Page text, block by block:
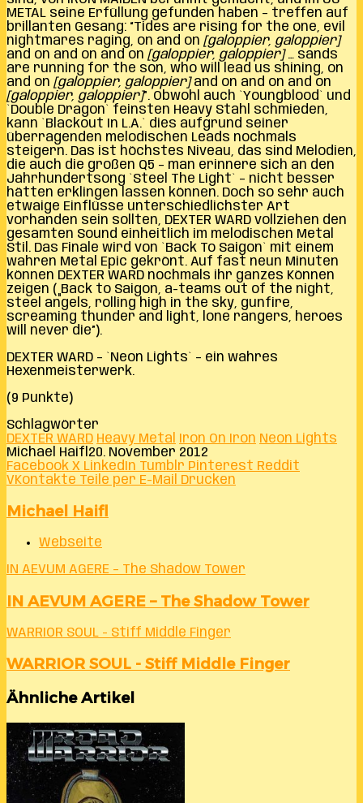
METAL seine Erfüllung gefunden haben – treffen auf
brillanten Gesang: “Tides are rising for the one, evil
nightmares raging, on and on [galoppier, galoppier]
and on and on and on [galoppier, galoppier]… sands
are running for the son, who will lead us shining, on
and on [galoppier, galoppier]and on and on and on
[galoppier, galoppier]”. Obwohl auch `Youngblood` und
`Double Dragon` feinsten Heavy Stahl schmieden,
kann `Blackout In L.A.` dies aufgrund seiner
überragenden melodischen Leads nochmals
steigern. Das ist höchstes Niveau, das sind Melodien,
die auch die großen Q5 – man erinnere sich an den
Jahrhundertsong `Steel The Light` – nicht besser
hätten erklingen lassen können. Doch so sehr auch
etwaige Einflüsse unterschiedlichster Art
vorhanden sein sollten, DEXTER WARD vollziehen den
gesamten Sound einheitlich im melodischen Metal
Stil. Das Finale wird von `Back To Saigon` mit einem
wahren Metal Epic gekrönt. Auf fast neun Minuten
können DEXTER WARD nochmals ihr ganzes Können
zeigen („Back to Saigon, a-teams out of the night,
steel angels, rolling high in the sky, gunfire,
screaming thunder and light, lone rangers, heroes
will never die”).
DEXTER WARD – `Neon Lights` – ein wahres
Hexenmeisterwerk.
(9 Punkte)
Schlagwörter
DEXTER WARD Heavy Metal Iron On Iron Neon Lights
Michael Haifl 20. November 2012
Facebook X LinkedIn Tumblr Pinterest Reddit
VKontakte Teile per E-Mail Drucken
Michael Haifl
Webseite
IN AEVUM AGERE – The Shadow Tower
IN AEVUM AGERE – The Shadow Tower
WARRIOR SOUL - Stiff Middle Finger
WARRIOR SOUL - Stiff Middle Finger
Ähnliche Artikel